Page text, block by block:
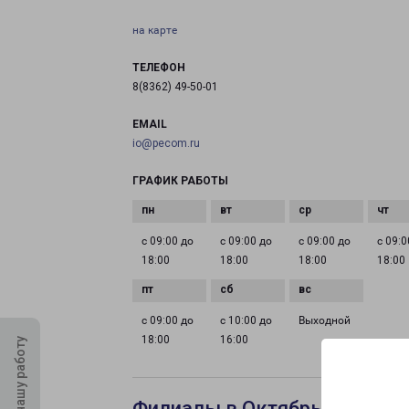
на карте
ТЕЛЕФОН
8(8362) 49-50-01
EMAIL
io@pecom.ru
ГРАФИК РАБОТЫ
с 09:00 до
18:00
с 09:00 до
18:00
с 09:00 до
18:00
с
18:00
с 09:00 до
18:00
с 10:00 до
16:00
Выходной